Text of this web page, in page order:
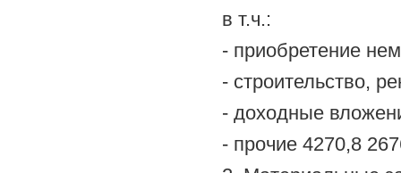
в т.ч.:
- приобретение
- строительство,
- доходные
- прочие 4270,8